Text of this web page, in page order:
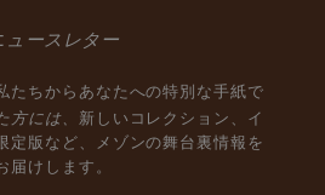
ュースレター
たちからあなたへの特別な手紙で
方には、 新しいコレクション、イ
定版など、メゾンの舞台裏情報を
届けします。